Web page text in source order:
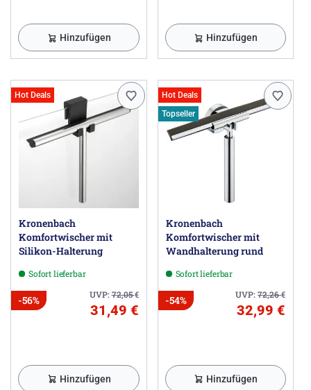
Hinzufügen Hinzufügen
Hot Deals
Kronenbach
Komfortwischer mit
Silikon-Halterung
Sofort lieferbar
UVP:72,05€
-56%
31,49 €
Hinzufügen
Hot Deals
Topseller
Kronenbach
Komfortwischer mit
Wandhalterung rund
Sofort lieferbar
UVP:72,26€
-54%
32,99 €
Hinzufügen